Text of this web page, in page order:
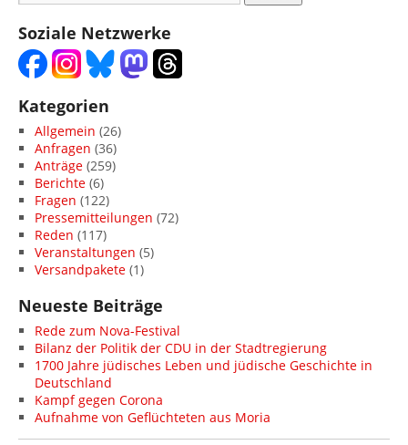
Soziale Netzwerke
Kategorien
Allgemein (26)
Anfragen (36)
Anträge (259)
Berichte (6)
Fragen (122)
Pressemitteilungen (72)
Reden (117)
Veranstaltungen (5)
Versandpakete (1)
Neueste Beiträge
Rede zum Nova-Festival
Bilanz der Politik der CDU in der Stadtregierung
1700 Jahre jüdisches Leben und jüdische Geschichte in
Deutschland
Kampf gegen Corona
Aufnahme von Geflüchteten aus Moria